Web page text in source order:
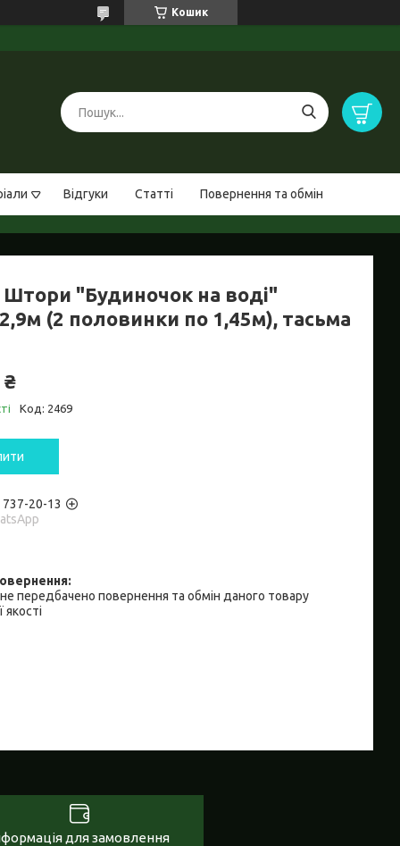
Кошик
Відгуки Статті Повернення та обмін
"Будиночок на воді"
(2 половинки по 1,45м), тасьма
Код: 2469
737-20-13
передбачено повернення та обмін даного товару
для замовлення